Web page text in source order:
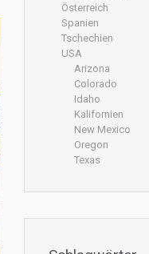
Österreich
Spanien
Tschechien
USA
Arizona
Colorado
Idaho
Kalifornien
New Mexico
Oregon
Texas